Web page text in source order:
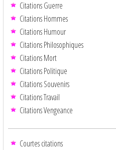
Citations Guerre
Citations Hommes
Citations Humour
Citations Philosophiques
Citations Mort
Citations Politique
Citations Souvenirs
Citations Travail
Citations Vengeance
Courtes citations